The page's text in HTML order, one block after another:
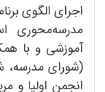
اجرای الگوی
مدرسه‌محوری
آموزشی و با
(شورای مدرسه،
انجمن اولیا و